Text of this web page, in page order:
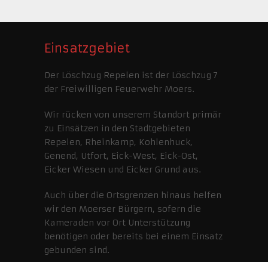
Einsatzgebiet
Der Löschzug Repelen ist der Löschzug 7
der Freiwilligen Feuerwehr Moers.
Wir rücken von unserem Standort primär
zu Einsätzen in den Stadtgebieten
Repelen, Rheinkamp, Kohlenhuck,
Genend, Utfort, Eick-West, Eick-Ost,
Eicker Wiesen und Eicker Grund aus.
Auch über die Ortsgrenzen hinaus helfen
wir den Moerser Bürgern, sofern die
Kameraden vor Ort Unterstützung
benötigen oder bereits bei einem Einsatz
gebunden sind.